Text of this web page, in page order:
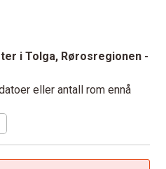
i Tolga, Rørosregionen -
eller antall rom ennå